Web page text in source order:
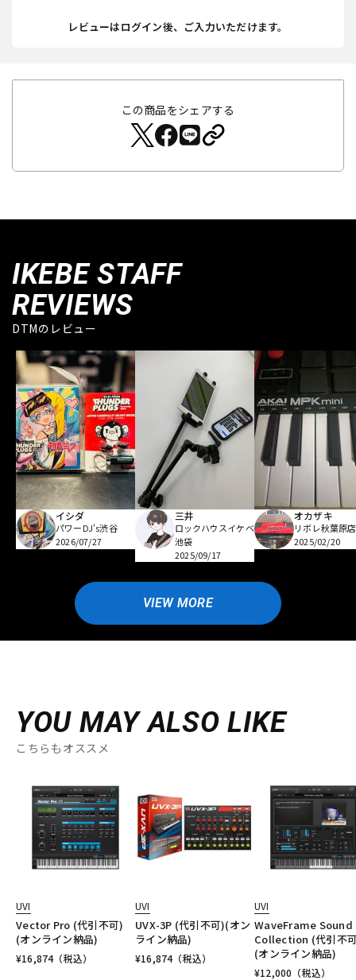
レビューはログイン後、ご入力いただけます。
この商品をシェアする
IKEBE STAFF
REVIEWS
DTMのレビュー
イシダ
パワーDJ's渋谷
2026/07/27
三井
ロックハウスイケベ
池袋
2025/09/17
オカザキ
リボレ秋葉原店
2025/02/20
VIEW MORE
YOU MAY ALSO LIKE
こちらもオススメ
UVI
Vector Pro (代引不可)
(オンライン納品)
¥16,874（税込）
UVI
UVX-3P (代引不可)(オン
ライン納品)
¥16,874（税込）
UVI
WaveFrame Sound
Collection (代引不
(オンライン納品)
¥12,000 （税込）